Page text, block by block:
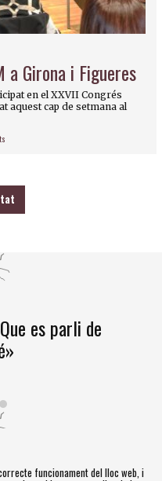
a Girona i Figueres
en el XXVII Congrés
aquest cap de setmana al
es parli de
funcionament del lloc web, i